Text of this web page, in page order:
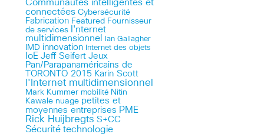
Communautés intelligentes et
connectées Cybersécurité
Fabrication Featured Fournisseur
de services
I'nternet
multidimensionnel
Ian Gallagher
IMD innovation Internet des objets
IoE Jeff Seifert Jeux
Pan/Parapanaméricains de
TORONTO 2015 Karin Scott
l'Internet multidimensionnel
Mark Kummer mobilité Nitin
Kawale nuage petites et
moyennes entreprises PME
Rick Huijbregts S+CC
Sécurité technologie